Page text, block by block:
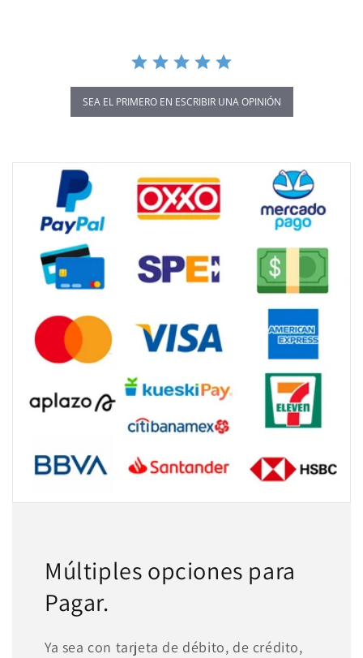
SEA EL PRIMERO EN ESCRIBIR UNA OPINIÓN
Múltiples opciones para
Pagar.
Ya sea con tarjeta de débito, de crédito,